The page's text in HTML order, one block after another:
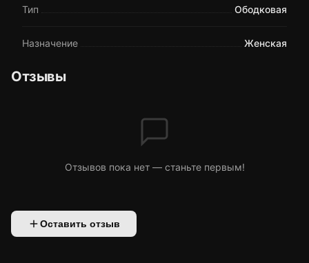
Тип Ободковая
Назначение Женская
Отзывы
Отзывов пока нет — станьте первым!
Оставить отзыв